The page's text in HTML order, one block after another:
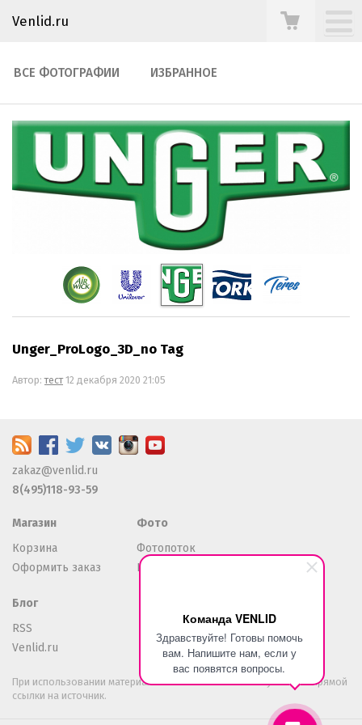
Команда VENLID
Здравствуйте! Готовы помочь
вам. Напишите нам, если у
вас появятся вопросы.
Venlid.ru
ВСЕ ФОТОГРАФИИ ИЗБРАННОЕ
Unger_ProLogo_3D_no Tag
Автор:тест12 декабря 2020 21:05
zakaz@venlid.ru
8(495)118-93-59
Магазин
Корзина
Оформить заказ
Фото
Фотопоток
Избранное
Блог
RSS
Venlid.ru
При использовании материалов с сайта обязательно указание прямой
ссылки на источник.